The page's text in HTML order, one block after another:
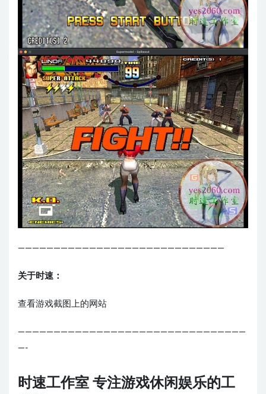
—————————————————————————————
关于时速：
查看游戏截图上的网站
————————————————————————————————
—-
时速工作室 专注游戏休闲娱乐的工